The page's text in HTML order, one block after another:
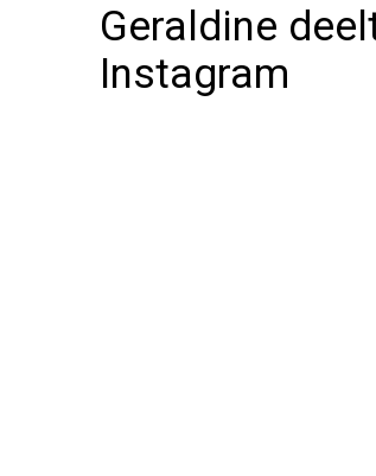
Geraldine
Instagram